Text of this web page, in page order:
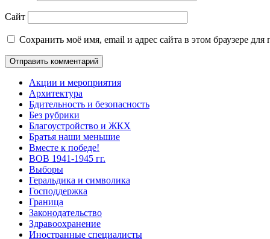
Сайт
Сохранить моё имя, email и адрес сайта в этом браузере
Акции и мероприятия
Архитектура
Бдительность и безопасность
Без рубрики
Благоустройство и ЖКХ
Братья наши меньшие
Вместе к победе!
ВОВ 1941-1945 гг.
Выборы
Геральдика и символика
Господдержка
Граница
Законодательство
Здравоохранение
Иностранные специалисты